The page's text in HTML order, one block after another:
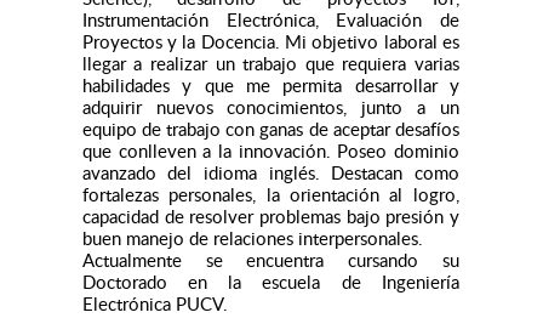
Instrumentación Electrónica, Evaluación de
Proyectos y la Docencia. Mi objetivo laboral es
llegar a realizar un trabajo que requiera varias
habilidades y que me permita desarrollar y
adquirir nuevos conocimientos, junto a un
equipo de trabajo con ganas de aceptar desafíos
que conlleven a la innovación. Poseo dominio
avanzado del idioma inglés. Destacan como
fortalezas personales, la orientación al logro,
capacidad de resolver problemas bajo presión y
buen manejo de relaciones interpersonales.
Actualmente se encuentra cursando su
Doctorado en la escuela de Ingeniería
Electrónica PUCV.